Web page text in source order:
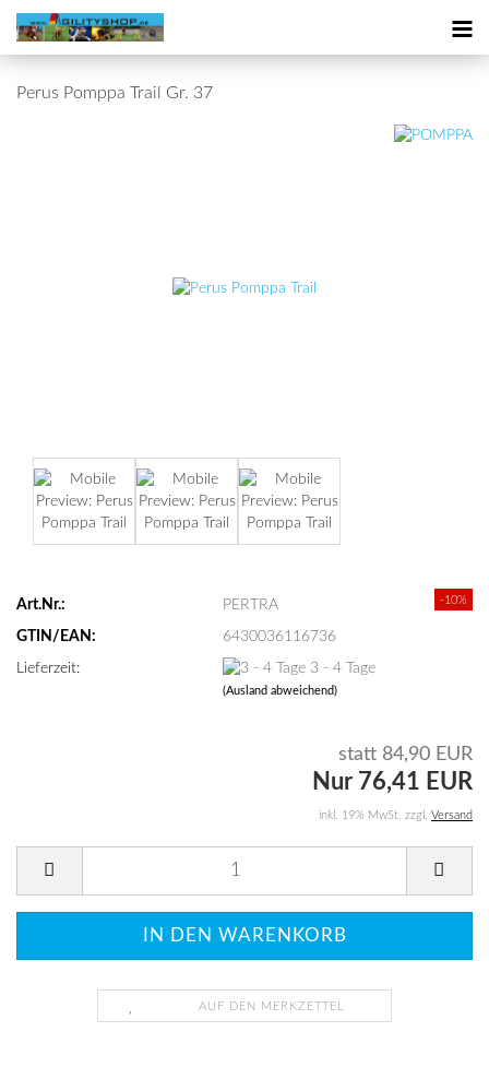
Perus Pomppa Trail Gr. 37
-10%
Art.Nr.: PERTRA
GTIN/EAN: 6430036116736
Lieferzeit: 3 - 4 Tage
(Ausland abweichend)
statt 84,90 EUR
Nur 76,41 EUR
inkl. 19% MwSt. zzgl. Versand
AUF DEN MERKZETTEL